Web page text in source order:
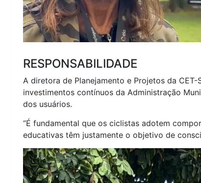
RESPONSABILIDADE
A diretora de Planejamento e Projetos da
investimentos contínuos da Administração
dos usuários.
“É fundamental que os ciclistas adotem
educativas têm justamente o objetivo de